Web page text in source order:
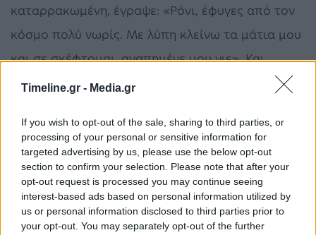
Timeline.gr - Media.gr
If you wish to opt-out of the sale, sharing to third parties, or
processing of your personal or sensitive information for
targeted advertising by us, please use the below opt-out
section to confirm your selection. Please note that after your
opt-out request is processed you may continue seeing
interest-based ads based on personal information utilized by
us or personal information disclosed to third parties prior to
your opt-out. You may separately opt-out of the further
καταρρακωμένη, έγραψε: «Ρόνι, έφυγες από τον
κόσμο πολύ νωρίς. Με λύπη κλείνω τα μάτια μου
και σε σκέφτομαι, αγαπημένε μου γιε». Και
τελικά, έκλεισε και εκείνη τα μάτια της.
Σύμφωνα με τον εκπρόσωπό της: «Η Τίνα Τέρνερ,
“βασίλισσα του Rock ‘n’ Roll”, πέθανε ειρηνικά,
έπειτα από μακρά ασθένεια στο σπίτι της στο
Kusnacht κοντά στη Ζυρίχη της Ελβετίας. Μαζί
της, ο κόσμος χάνει έναν θρύλο της μουσικής και